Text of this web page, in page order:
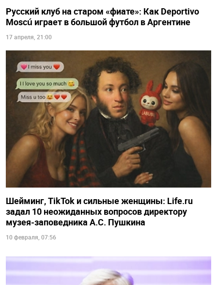
Русский клуб на старом «фиате»: Как Deportivo
Moscú играет в большой футбол в Аргентине
17 апреля, 21:00
Шейминг, TikTok и сильные женщины: Life.ru
задал 10 неожиданных вопросов директору
музея-заповедника А.С. Пушкина
10 февраля, 07:56